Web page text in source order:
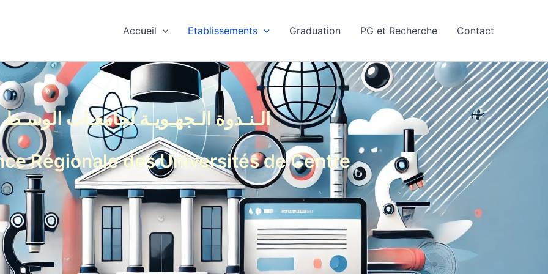
Accueil Etablissements Graduation PG et Recherche Contact
الـنـدوة الـجهـويـة لجامعـات الوسـط
Régionale des Universités de Centre